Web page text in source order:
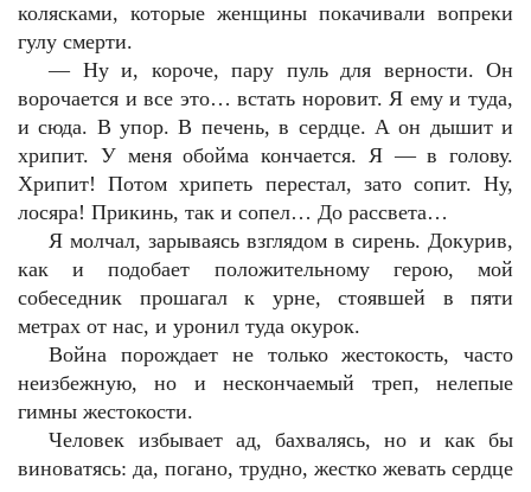
колясками, которые женщины покачивали вопреки
гулу смерти.
— Ну и, короче, пару пуль для верности. Он
ворочается и все это… встать норовит. Я ему и туда,
и сюда. В упор. В печень, в сердце. А он дышит и
хрипит. У меня обойма кончается. Я — в голову.
Хрипит! Потом хрипеть перестал, зато сопит. Ну,
лосяра! Прикинь, так и сопел… До рассвета…
Я молчал, зарываясь взглядом в сирень. Докурив,
как и подобает положительному герою, мой
собеседник прошагал к урне, стоявшей в пяти
метрах от нас, и уронил туда окурок.
Война порождает не только жестокость, часто
неизбежную, но и нескончаемый треп, нелепые
гимны жестокости.
Человек избывает ад, бахвалясь, но и как бы
виноватясь: да, погано, трудно, жестко жевать сердце